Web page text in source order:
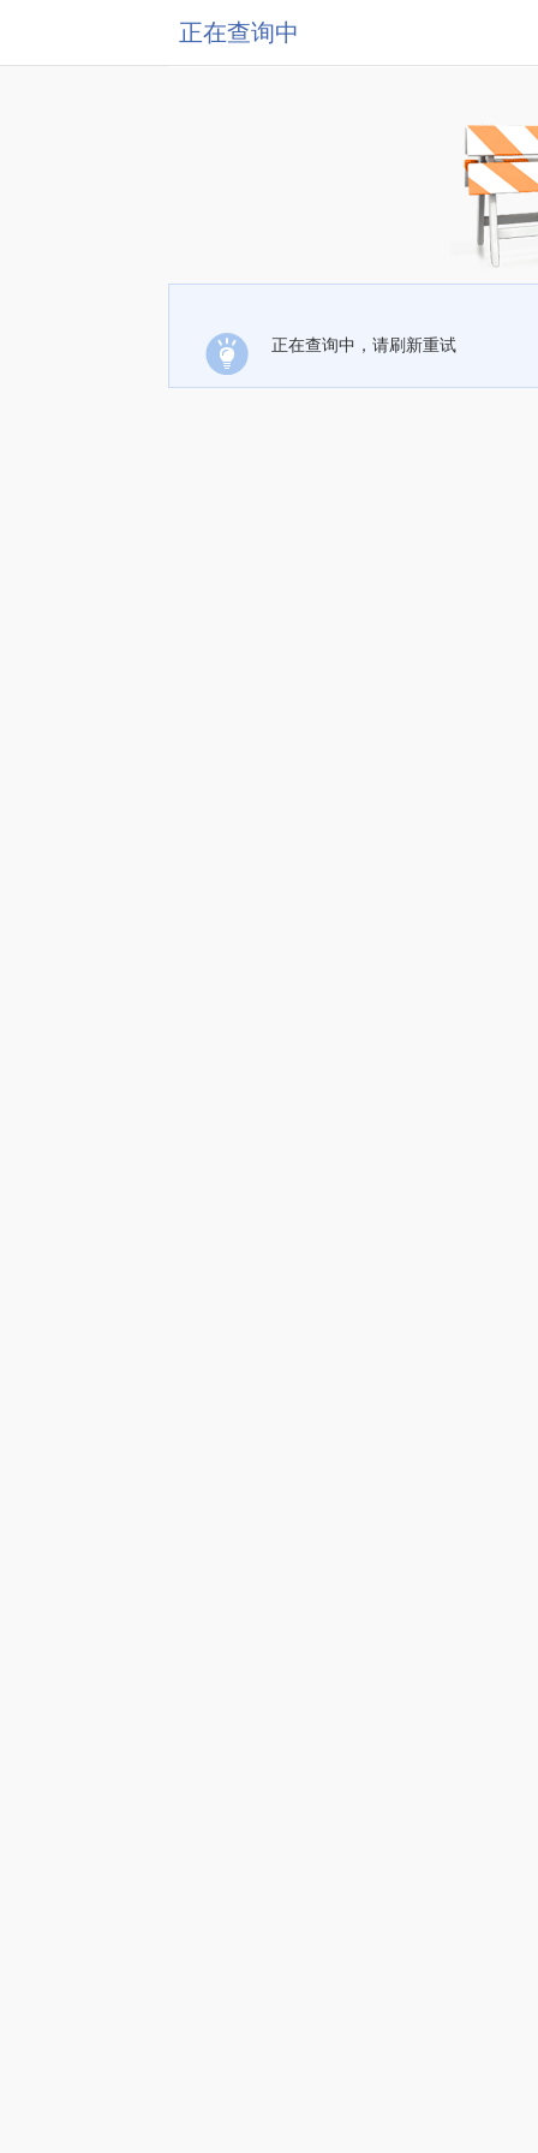
正在查询中
正在查询中，请刷新重试